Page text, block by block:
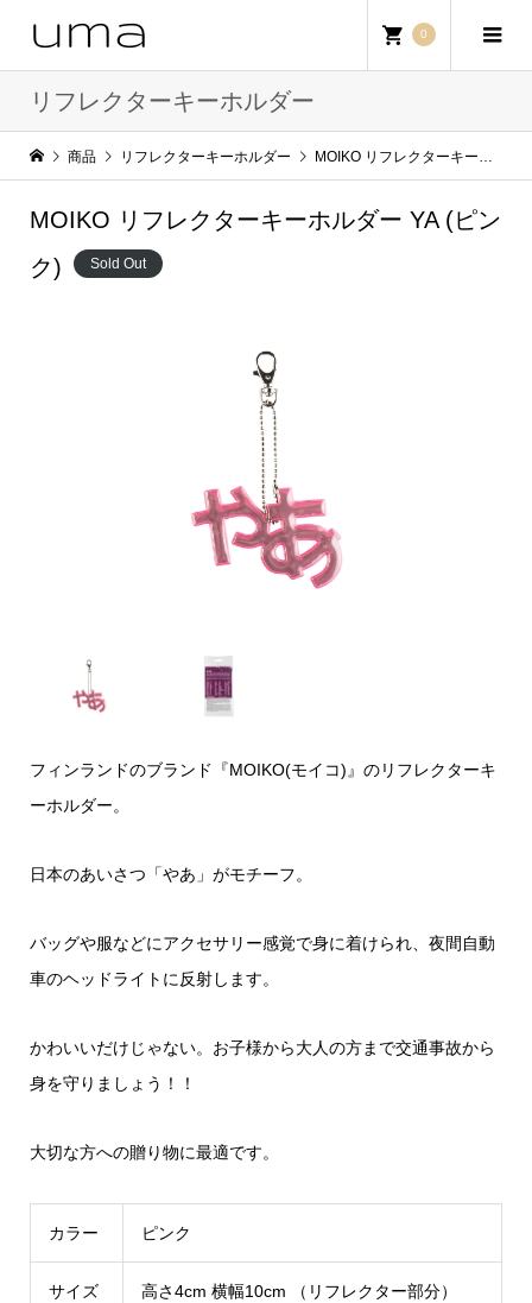
0
リフレクターキーホルダー
商品 リフレクターキーホルダー MOIKO リフレクターキーホルダー YA (ピンク)
MOIKO リフレクターキーホルダー YA (ピン
ク)
Sold Out
フィンランドのブランド『MOIKO(モイコ)』のリフレクターキ
ーホルダー。
日本のあいさつ「やあ」がモチーフ。
バッグや服などにアクセサリー感覚で身に着けられ、夜間自動
車のヘッドライトに反射します。
かわいいだけじゃない。お子様から大人の方まで交通事故から
身を守りましょう！！
大切な方への贈り物に最適です。
カラー ピンク
サイズ 高さ4cm 横幅10cm （リフレクター部分）